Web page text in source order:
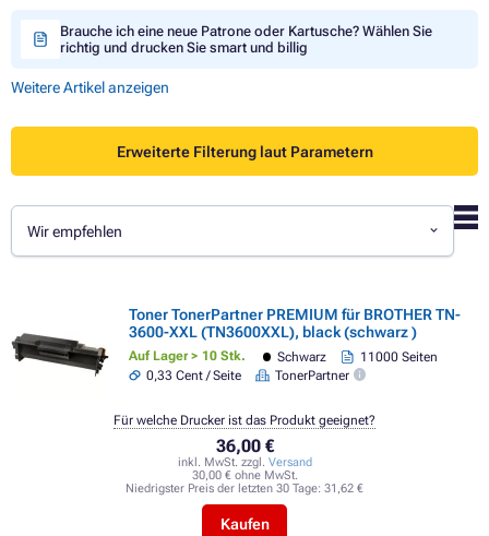
Brauche ich eine neue Patrone oder Kartusche? Wählen Sie
richtig und drucken Sie smart und billig
Weitere Artikel anzeigen
Erweiterte Filterung laut Parametern
Wir empfehlen
Toner TonerPartner PREMIUM für BROTHER TN-
3600-XXL (TN3600XXL), black (schwarz )
Auf Lager > 10 Stk. Schwarz
11000 Seiten
0,33 Cent / Seite
TonerPartner
36,00 €
inkl. MwSt. zzgl. Versand
30,00 € ohne MwSt.
Niedrigster Preis der letzten 30 Tage: 31,62 €
Kaufen
Für welche Drucker ist das Produkt geeignet?